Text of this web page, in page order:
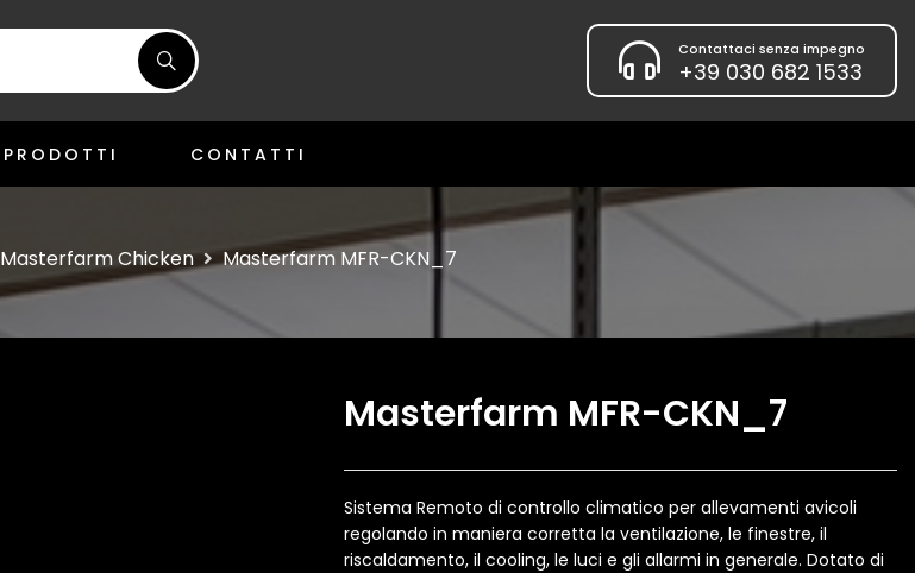
Contattaci senza impegno
+39 030 682 1533
PRODOTTI CONTATTI
Masterfarm Chicken Masterfarm MFR-CKN_7
Masterfarm MFR-CKN_7
Sistema Remoto di controllo climatico per allevamenti avicoli
regolando in maniera corretta la ventilazione, le finestre, il
riscaldamento, il cooling, le luci e gli allarmi in generale. Dotato di